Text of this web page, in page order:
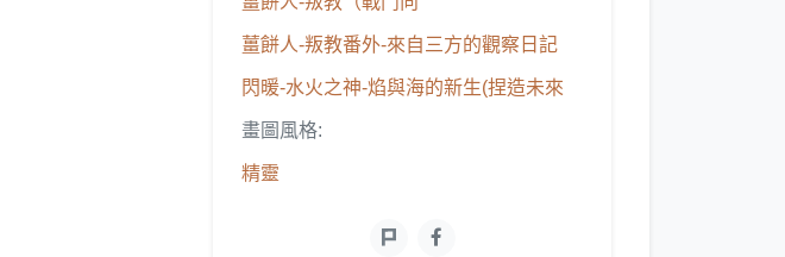
薑餅人-叛教番外-來自三方的觀察日記
閃暖-水火之神-焰與海的新生(捏造未來
畫圖風格:
精靈